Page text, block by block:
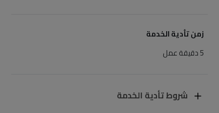
زمن تأدية الخدمة
5 دقيقة عمل
شروط تأدية الخدمة